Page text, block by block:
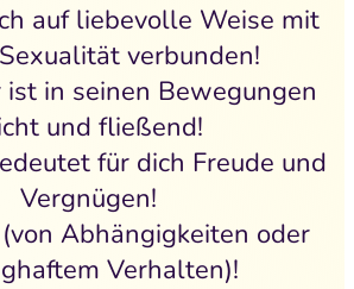
auf liebevolle Weise mit
verbunden!
ist in seinen Bewegungen
und fließend!
für dich Freude und
Vergnügen!
Abhängigkeiten oder
Verhalten)!